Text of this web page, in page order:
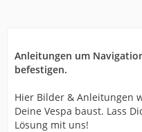
Anleitungen um
befestigen.
Hier Bilder & Anleitungen
Deine Vespa baust. Lass
Lösung mit uns!